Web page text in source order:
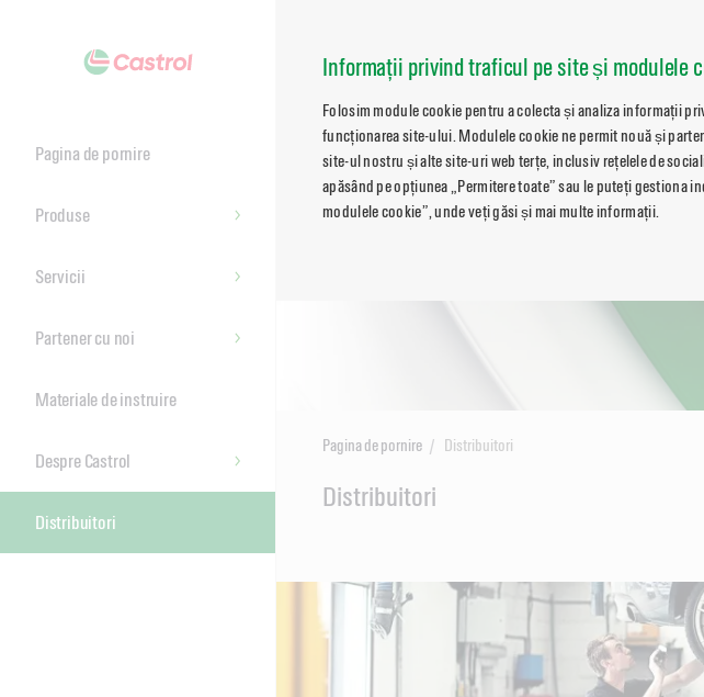
Informații privind traficul pe site și modulele
Folosim module cookie pentru a colecta și analiza informații
funcționarea site-ului. Modulele cookie ne permit nouă și
site-ul nostru și alte site-uri web terțe, inclusiv rețelele de
apăsând pe opțiunea „Permitere toate” sau le puteți gestiona
modulele cookie”, unde veți găsi și mai multe informații.
Pagina de pornire
Produse
Servicii
Partener cu noi
Materiale de instruire
Despre Castrol
Distribuitori
Pagina de pornire Distribuitori
Distribuitori